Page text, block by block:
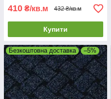
410 ₴/кв.м 432 ₴/кв.м
Купити
Безкоштовна доставка –5%